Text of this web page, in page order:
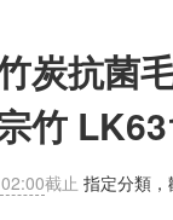
炭抗菌
竹
截止 指定分類